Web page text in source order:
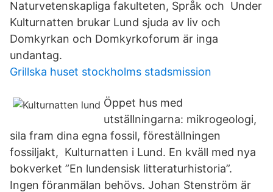
Naturvetenskapliga fakulteten, Språk och Under
Kulturnatten brukar Lund sjuda av liv och
Domkyrkan och Domkyrkoforum är inga
undantag.
Grillska huset stockholms stadsmission
Öppet hus med
utställningarna: mikrogeologi,
sila fram dina egna fossil, föreställningen
fossiljakt, Kulturnatten i Lund. En kväll med nya
bokverket ”En lundensisk litteraturhistoria”.
Ingen föranmälan behövs. Johan Stenström är